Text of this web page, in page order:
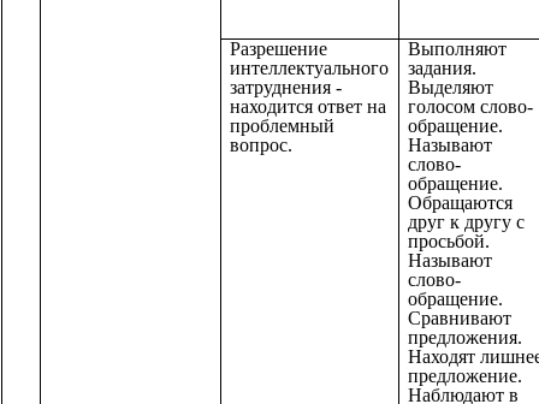
Разрешение
интеллектуального
затруднения -
находится ответ на
проблемный
вопрос.
Выполняют
задания.
Выделяют
голосом слово-
обращение.
Называют
слово-
обращение.
Обращаются
друг к другу с
просьбой.
Называют
слово-
обращение.
Сравнивают
предложения.
Находят
предложение.
Наблюдают в